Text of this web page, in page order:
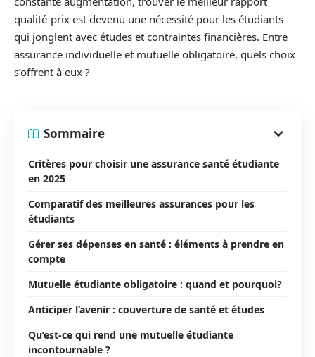
qualité-prix est devenu une nécessité pour les étudiants
qui jonglent avec études et contraintes financières. Entre
assurance individuelle et mutuelle obligatoire, quels choix
s’offrent à eux ?
Sommaire
Critères pour choisir une assurance santé étudiante
en 2025
Comparatif des meilleures assurances pour les
étudiants
Gérer ses dépenses en santé : éléments à prendre en
compte
Mutuelle étudiante obligatoire : quand et pourquoi?
Anticiper l’avenir : couverture de santé et études
Qu’est-ce qui rend une mutuelle étudiante
incontournable ?